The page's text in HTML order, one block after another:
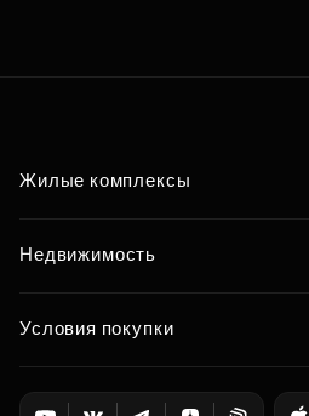
Жилые комплексы
Недвижимость
Условия покупки